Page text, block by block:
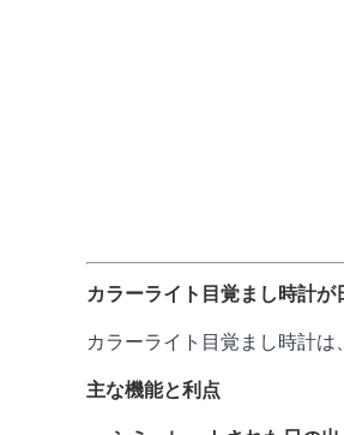
カラーライト目覚まし時計
カラーライト目覚まし時計
主な機能と利点